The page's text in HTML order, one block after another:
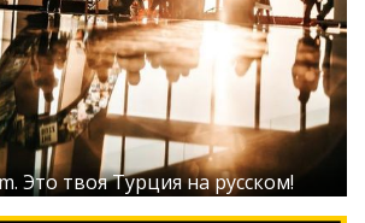
Это твоя Турция на русском!